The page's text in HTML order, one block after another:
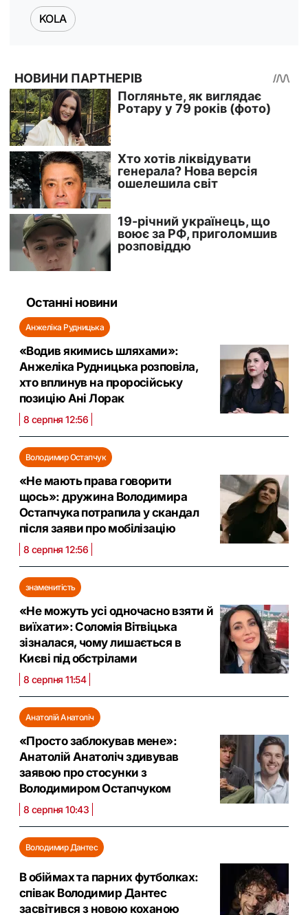
KOLA
Останні новини
Анжеліка Рудницька
«Водив якимись шляхами»:
Анжеліка Рудницька розповіла,
хто вплинув на проросійську
позицію Ані Лорак
8 серпня 12:56
Володимир Остапчук
«Не мають права говорити
щось»: дружина Володимира
Остапчука потрапила у скандал
після заяви про мобілізацію
8 серпня 12:56
знаменитість
«Не можуть усі одночасно взяти й
виїхати»: Соломія Вітвіцька
зізналася, чому лишається в
Києві під обстрілами
8 серпня 11:54
Анатолій Анатоліч
«Просто заблокував мене»:
Анатолій Анатоліч здивував
заявою про стосунки з
Володимиром Остапчуком
8 серпня 10:43
Володимир Дантес
В обіймах та парних футболках:
співак Володимир Дантес
засвітився з новою коханою